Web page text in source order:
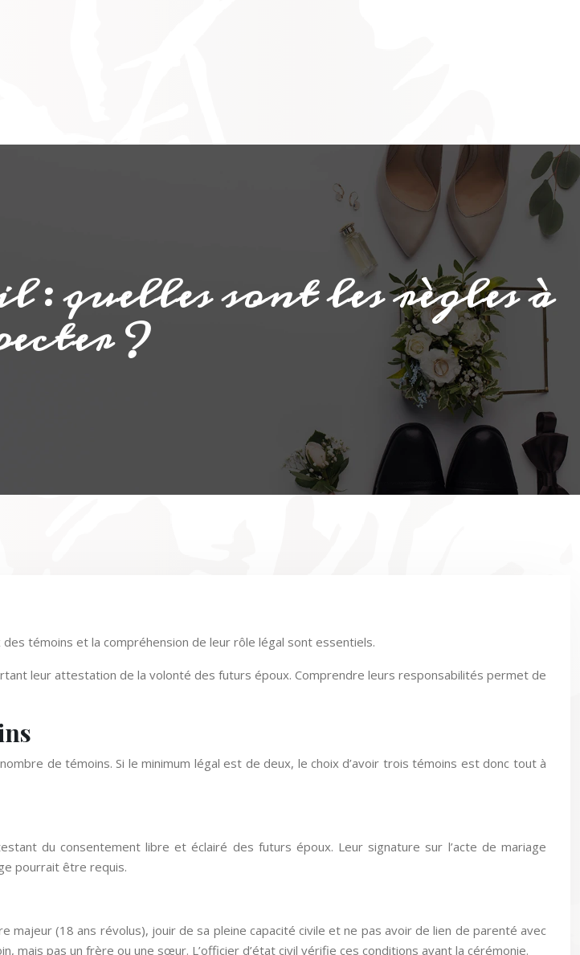
quelles sont les règles à
?
des témoins et la compréhension de leur rôle légal sont essentiels.
leur attestation de la volonté des futurs époux. Comprendre leurs responsabilités permet de
de témoins. Si le minimum légal est de deux, le choix d’avoir trois témoins est donc tout à
du consentement libre et éclairé des futurs époux. Leur signature sur l’acte de mariage
pourrait être requis.
majeur (18 ans révolus), jouir de sa pleine capacité civile et ne pas avoir de lien de parenté avec
mais pas un frère ou une sœur. L’officier d’état civil vérifie ces conditions avant la cérémonie.